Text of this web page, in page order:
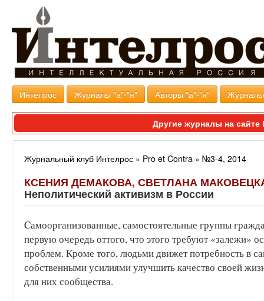
Интелрос Журналы "а"-"я" Авторы "а"-"я"
Другие журналы на
Журнальный клуб Интелрос » Pro et Contra » №3-4, 2014
КСЕНИЯ ДЕМАКОВА, СВЕТЛАНА
Неполитический активизм в России
Cамоорганизованные, самостоятельные группы
первую очередь оттого, что этого требуют «залежи»
проблем. Кроме того, людьми движет потребность в
собственными усилиями улучшить качество своей
для них сообщества.